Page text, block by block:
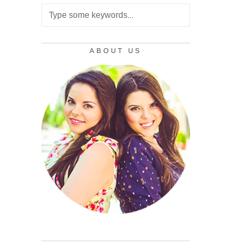
ABOUT US